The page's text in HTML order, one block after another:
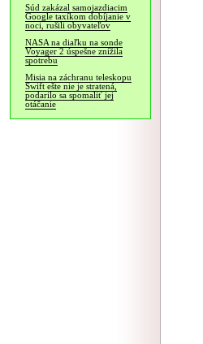
Súd zakázal samojazdiacim
Google taxíkom dobíjanie v
noci, rušili obyvateľov
NASA na diaľku na sonde
Voyager 2 úspešne znížila
spotrebu
Misia na záchranu teleskopu
Swift ešte nie je stratená,
podarilo sa spomaliť jej
otáčanie